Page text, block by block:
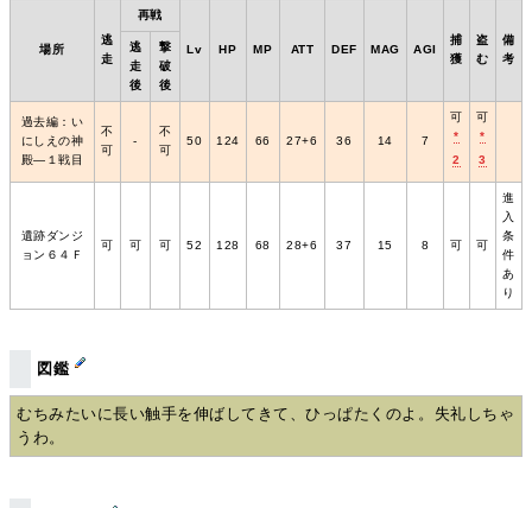
場所
逃
走
再戦
Lv HP MP ATT DEF MAG AGI
捕
獲
盗
む
備
考
逃
走
後
撃
破
後
過去編：い
にしえの神
殿―１戦目
不
可
‐
不
可
50 124 66 27+6 36 14 7
可
*
2
可
*
3
遺跡ダンジ
ョン６４Ｆ
可 可 可 52 128 68 28+6 37 15 8 可 可
進
入
条
件
あ
り
図鑑
むちみたいに長い触手を伸ばしてきて、ひっぱたくのよ。失礼しちゃ
うわ。